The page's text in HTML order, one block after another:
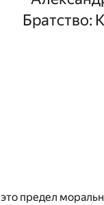
Братство:
предел